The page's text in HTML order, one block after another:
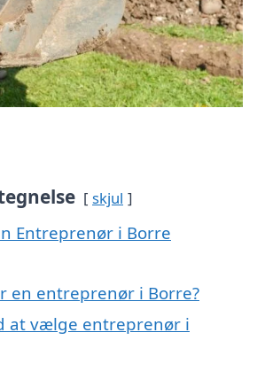
skjul
Entreprenør i Borre
en entreprenør i Borre?
at vælge entreprenør i